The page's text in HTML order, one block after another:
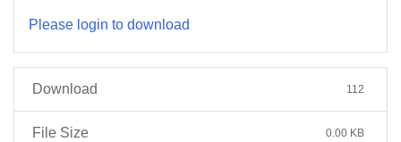
Please login to download
Download 112
File Size 0.00 KB